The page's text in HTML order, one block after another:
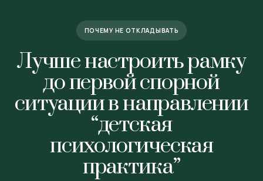
ПОЧЕМУ НЕ ОТКЛАДЫВАТЬ
Лучше настроить рамку
до первой спорной
ситуации в направлении
“детская
психологическая
практика”